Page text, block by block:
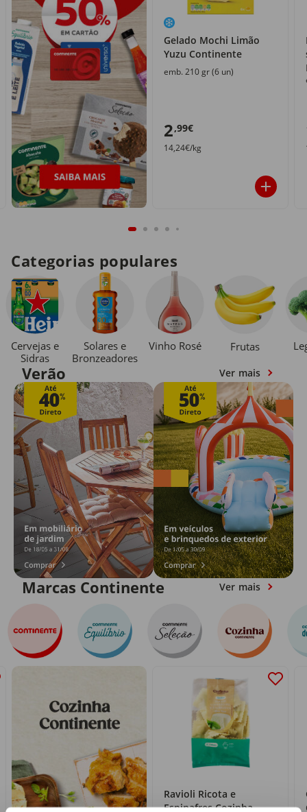
Gelado Mochi Limão
Yuzu Continente
emb. 210 gr (6 un)
2,99€
14,24€/kg
Categorias populares
Cervejas e
Sidras
Solares e
Bronzeadores
Vinho Rosé Frutas
Verão Ver mais
Marcas Continente Ver mais
Ravioli Ricota e
Espinafres Cozinha